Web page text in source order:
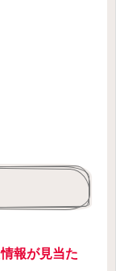
報が見当た